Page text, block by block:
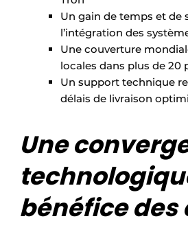
Un gain de temps et de
l’intégration des
Une couverture
locales dans plus de 20
Un support technique
délais de livraison
Une
bénéfice des